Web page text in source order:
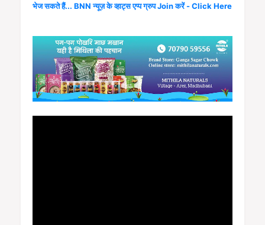
भेज सकते हैं... BNN न्यूज़ के व्हाट्स एप्प ग्रुप Join करें - Click Here